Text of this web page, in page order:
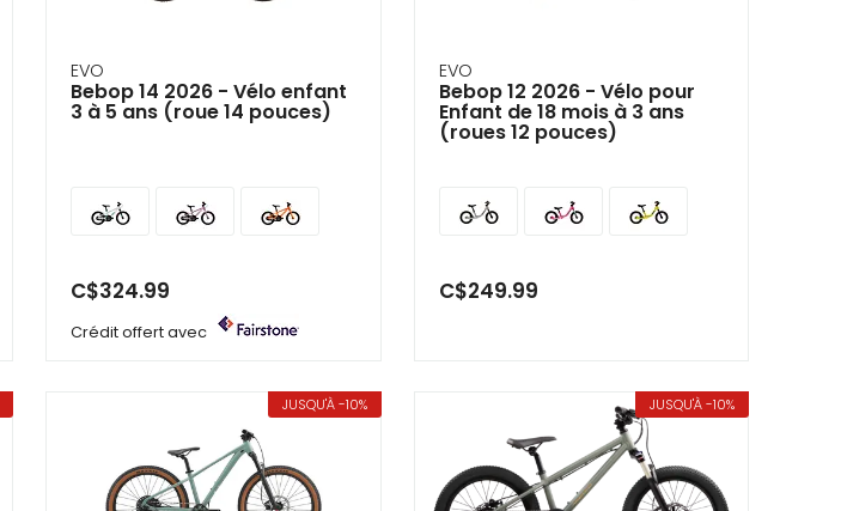
EVO
Bebop 14 2026 - Vélo enfant
3 à 5 ans (roue 14 pouces)
C$324.99
Crédit offert avec
EVO
Bebop 12 2026 - Vélo pour
Enfant de 18 mois à 3 ans
(roues 12 pouces)
C$249.99
JUSQU'À -10% JUSQU'À -10%